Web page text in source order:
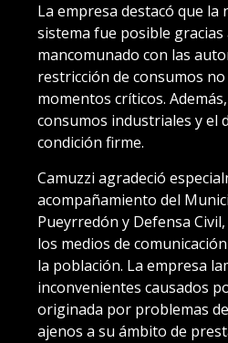
La empresa destacó que la
sistema fue posible
mancomunado con las
restricción de consumos
momentos críticos.
consumos industriales y el
condición firme.
Camuzzi agradeció
acompañamiento del
Pueyrredón y Defensa
los medios de
la población. La empresa
inconvenientes causados
originada por problemas
ajenos a su ámbito de